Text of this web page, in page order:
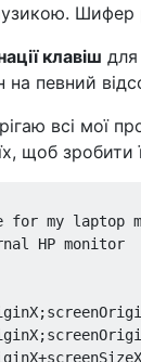
Шифер
клавіш для
на певний
всі мої
щоб
my laptop
HP monitor